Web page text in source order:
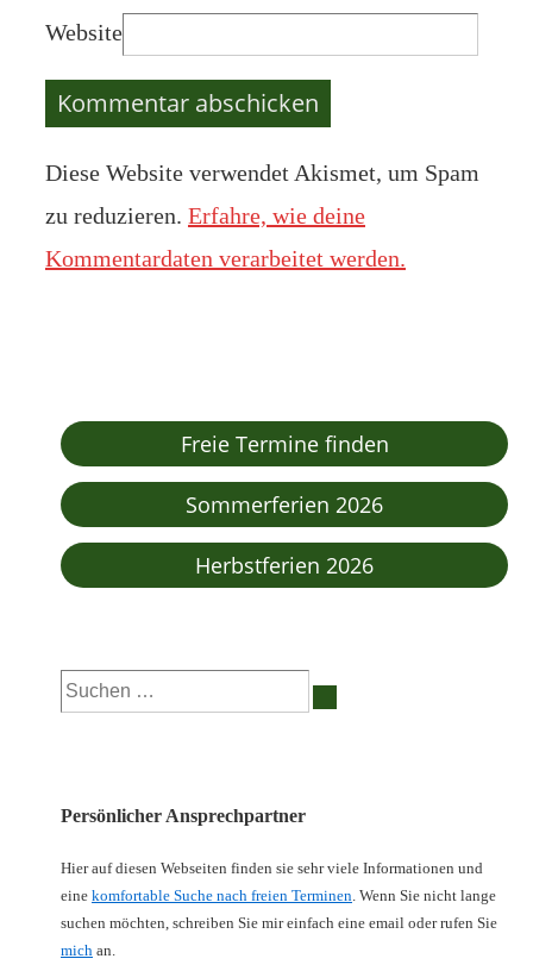
Website
Diese Website verwendet Akismet, um Spam
zu reduzieren. Erfahre, wie deine
Kommentardaten verarbeitet werden.
Freie Termine finden
Sommerferien 2026
Herbstferien 2026
Suchen
nach:
Persönlicher Ansprechpartner
Hier auf diesen Webseiten finden sie sehr viele Informationen und
eine komfortable Suche nach freien Terminen . Wenn Sie nicht lange
suchen möchten, schreiben Sie mir einfach eine email oder rufen Sie
mich an.